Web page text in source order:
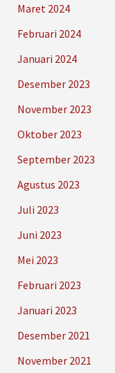
Maret 2024
Februari 2024
Januari 2024
Desember 2023
November 2023
Oktober 2023
September 2023
Agustus 2023
Juli 2023
Juni 2023
Mei 2023
Februari 2023
Januari 2023
Desember 2021
November 2021